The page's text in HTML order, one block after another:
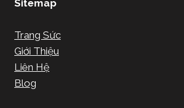
Sitemap
Trang Sức
Giới Thiệu
Liên Hệ
Blog